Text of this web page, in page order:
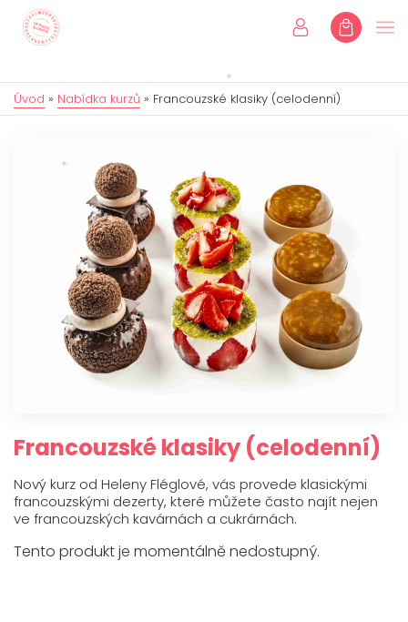
Úvod » Nabídka kurzů » Francouzské klasiky (celodenní)
Francouzské klasiky (celodenní)
Nový kurz od Heleny Fléglové, vás provede klasickými
francouzskými dezerty, které můžete často najít nejen
ve francouzských kavárnách a cukrárnách.
Tento produkt je momentálně nedostupný.
Úvod
Individuální kurzy
Dětské kurzy
Dárkové poukazy
Eshop
Online kurzy
Kontakt